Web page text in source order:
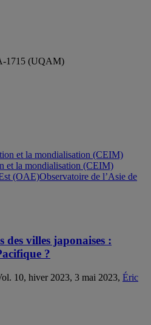
1715 (UQAM)
et la mondialisation (CEIM)
Observatoire de l’Asie de
des villes japonaises :
?
10, hiver 2023, 3 mai 2023, Éric